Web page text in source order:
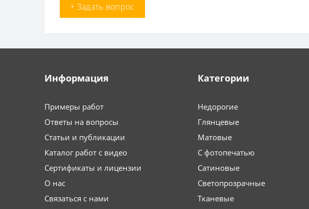
+ Задать вопрос
Информация
Примеры работ
Ответы на вопросы
Статьи и публикации
Каталог работ с видео
Сертификаты и лицензии
О нас
Связаться с нами
Категории
Недорогие
Глянцевые
Матовые
С фотопечатью
Сатиновые
Светопрозрачные
Тканевые